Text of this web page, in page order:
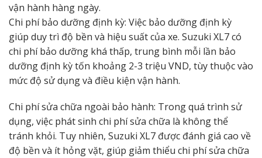
vận hành hàng ngày.
Chi phí bảo dưỡng định kỳ: Việc bảo dưỡng định kỳ
giúp duy trì độ bền và hiệu suất của xe. Suzuki XL7 có
chi phí bảo dưỡng khá thấp, trung bình mỗi lần bảo
dưỡng định kỳ tốn khoảng 2-3 triệu VND, tùy thuộc vào
mức độ sử dụng và điều kiện vận hành.
Chi phí sửa chữa ngoài bảo hành: Trong quá trình sử
dụng, việc phát sinh chi phí sửa chữa là không thể
tránh khỏi. Tuy nhiên, Suzuki XL7 được đánh giá cao về
độ bền và ít hỏng vặt, giúp giảm thiểu chi phí sửa chữa